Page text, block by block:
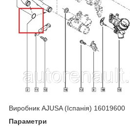
Виробник AJUSA (Іспанія) 16019600
Параметри